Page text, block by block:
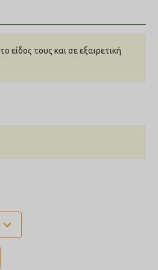
είδος τους και σε εξαιρετική
expand_more